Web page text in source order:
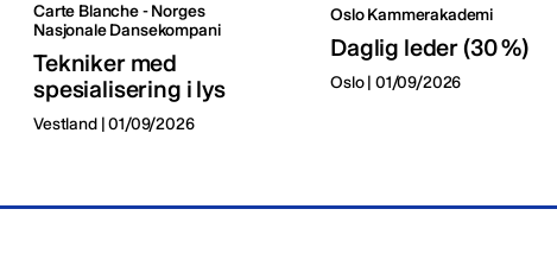
Carte Blanche - Norges
Nasjonale Dansekompani
Tekniker med
spesialisering i lys
Vestland | 01/09/2026
Oslo Kammerakademi
Daglig leder (30 %)
Oslo | 01/09/2026